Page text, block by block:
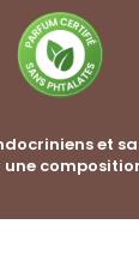
et